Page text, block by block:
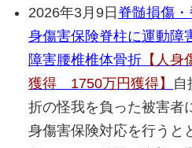
2026年3月9日 脊髄損傷
身傷害保険脊柱に運動障
障害腰椎椎体骨折 【人
獲得 1750万円獲得】 自
折の怪我を負った被害者
身傷害保険対応を行うと